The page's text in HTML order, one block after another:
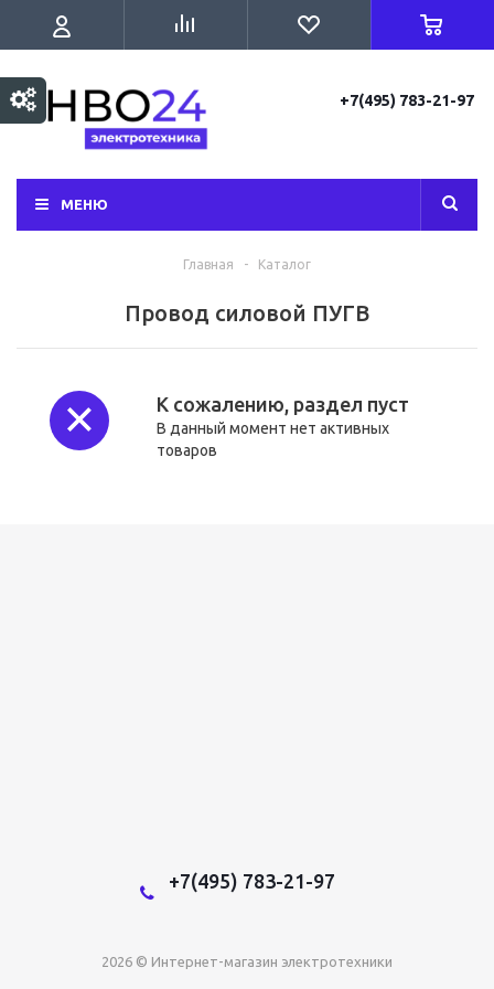
+7(495) 783-21-97
МЕНЮ
Главная - Каталог
Провод силовой ПУГВ
К сожалению, раздел пуст
В данный момент нет активных
товаров
+7(495) 783-21-97
2026 © Интернет-магазин электротехники